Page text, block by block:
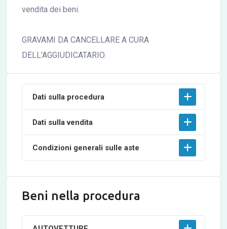
vendita dei beni.
GRAVAMI DA CANCELLARE A CURA
DELL'AGGIUDICATARIO.
Dati sulla procedura
Dati sulla vendita
Condizioni generali sulle aste
Beni nella procedura